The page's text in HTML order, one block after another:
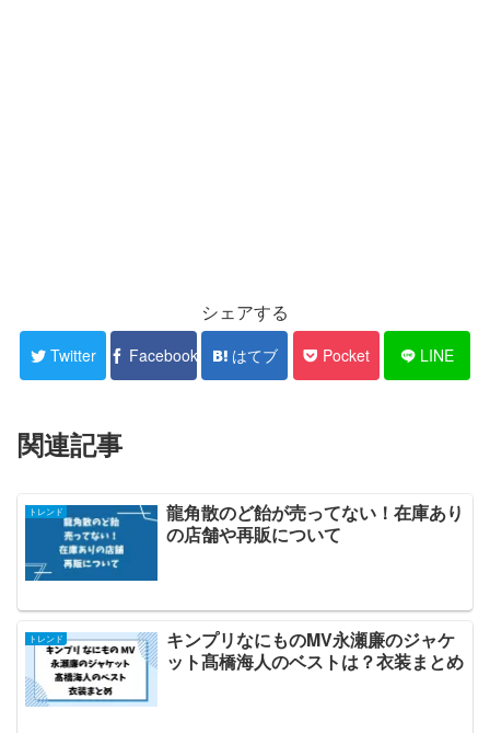
シェアする
Twitter Facebook はてブ Pocket LINE
関連記事
トレンド
龍角散のど飴が売ってない！在庫あり
の店舗や再販について
トレンド
キンプリなにものMV永瀬廉のジャケ
ット髙橋海人のベストは？衣装まとめ